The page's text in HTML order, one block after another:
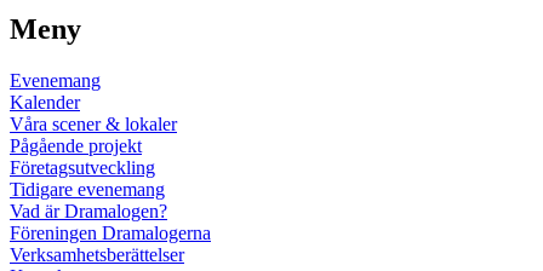
Meny
Evenemang
Kalender
Våra scener & lokaler
Pågående projekt
Företagsutveckling
Tidigare evenemang
Vad är Dramalogen?
Föreningen Dramalogerna
Verksamhetsberättelser